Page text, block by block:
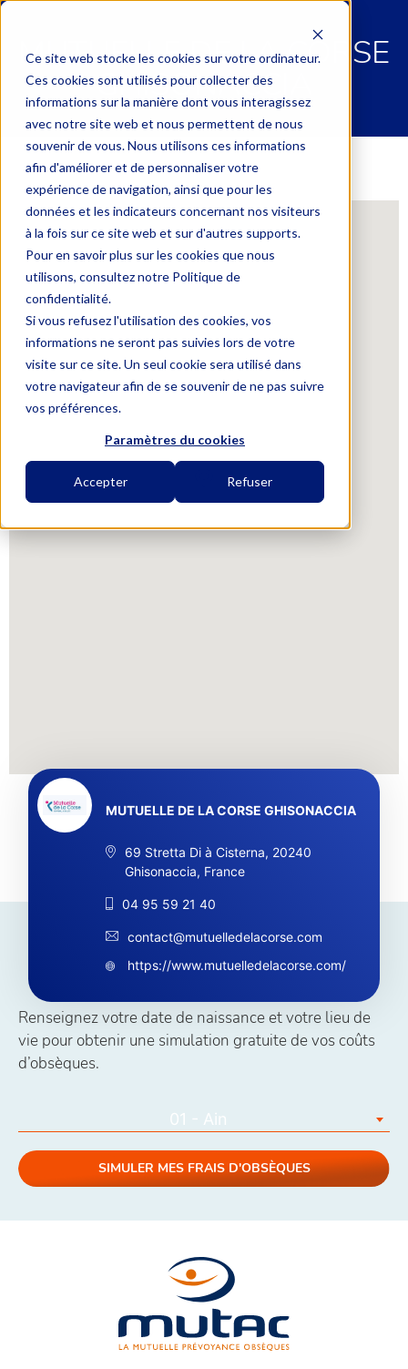
Ce site web stocke les cookies sur votre ordinateur.
Ces cookies sont utilisés pour collecter des
informations sur la manière dont vous interagissez
avec notre site web et nous permettent de nous
souvenir de vous. Nous utilisons ces informations
afin d'améliorer et de personnaliser votre
expérience de navigation, ainsi que pour les
données et les indicateurs concernant nos visiteurs
à la fois sur ce site web et sur d'autres supports.
Pour en savoir plus sur les cookies que nous
utilisons, consultez notre Politique de
confidentialité.
Si vous refusez l'utilisation des cookies, vos
informations ne seront pas suivies lors de votre
visite sur ce site. Un seul cookie sera utilisé dans
votre navigateur afin de se souvenir de ne pas suivre
vos préférences.
Paramètres du cookies
Accepter Refuser
MUTUELLE DE LA CORSE
GHISONACCIA
MUTUELLE DE LA CORSE GHISONACCIA
69 Stretta Di à Cisterna, 20240
Ghisonaccia, France
04 95 59 21 40
contact@mutuelledelacorse.com
https://www.mutuelledelacorse.com/
Simuler vos coûts obsèques
Renseignez votre date de naissance et votre lieu de
vie pour obtenir une simulation gratuite de vos coûts
d’obsèques.
01 - Ain
SIMULER MES FRAIS D'OBSÈQUES